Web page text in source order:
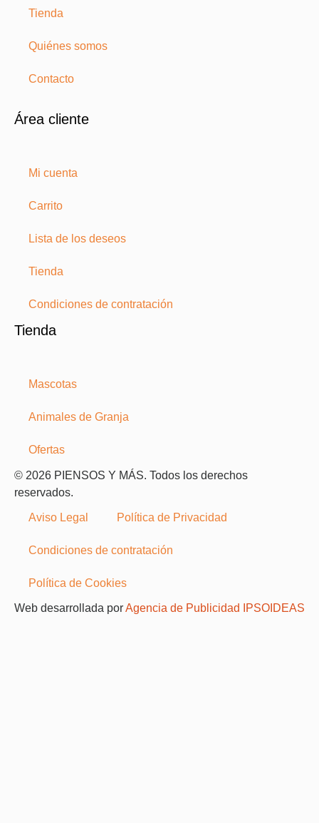
Tienda
Quiénes somos
Contacto
Área cliente
Mi cuenta
Carrito
Lista de los deseos
Tienda
Condiciones de contratación
Tienda
Mascotas
Animales de Granja
Ofertas
© 2026 PIENSOS Y MÁS. Todos los derechos
reservados.
Aviso Legal Política de Privacidad
Condiciones de contratación
Política de Cookies
Web desarrollada porAgencia de Publicidad IPSOIDEAS